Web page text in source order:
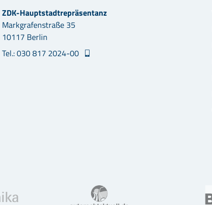
ZDK-Hauptstadtrepräsentanz
Markgrafenstraße 35
10117 Berlin
Tel.: 030 817 2024-00